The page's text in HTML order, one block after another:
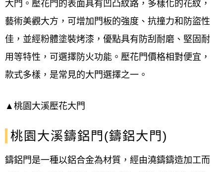
大門。壓花門的表面具有凹凸紋路，多樣化的花紋，
藝術美觀大方，可增加門板的強度、抗撞力和防盜性
佳，並經粉體塗裝烤漆，優點具有防刮耐磨、堅固耐
用等特性，可選擇防火功能。壓花門價格相對便宜，
款式多樣，是常見的大門選擇之一。
▲桃園大溪壓花大門
桃園大溪鑄鋁門(鑄鋁大門)
鑄鋁門是一種以鋁合金為材質，經由澆鑄鑄造加工而